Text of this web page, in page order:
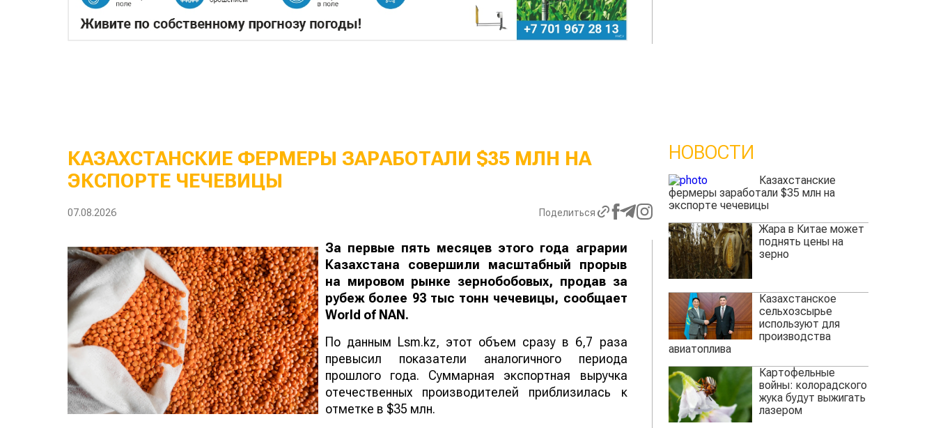
КАЗАХСТАНСКИЕ ФЕРМЕРЫ ЗАРАБОТАЛИ $35 МЛН НА
ЭКСПОРТЕ ЧЕЧЕВИЦЫ
07.08.2026 Поделиться
За первые пять месяцев этого года аграрии
Казахстана совершили масштабный прорыв
на мировом рынке зернобобовых, продав за
рубеж более 93 тыс тонн чечевицы, сообщает
World of NAN .
По данным Lsm.kz, этот объем сразу в 6,7 раза
превысил показатели аналогичного периода
прошлого года. Суммарная экспортная выручка
отечественных производителей приблизилась к
отметке в $35 млн.
НОВОСТИ
Казахстанские
фермеры заработали $35 млн на
экспорте чечевицы
Жара в Китае может
поднять цены на
зерно
Казахстанское
сельхозсырье
используют для
производства
авиатоплива
Картофельные
войны: колорадского
жука будут выжигать
лазером